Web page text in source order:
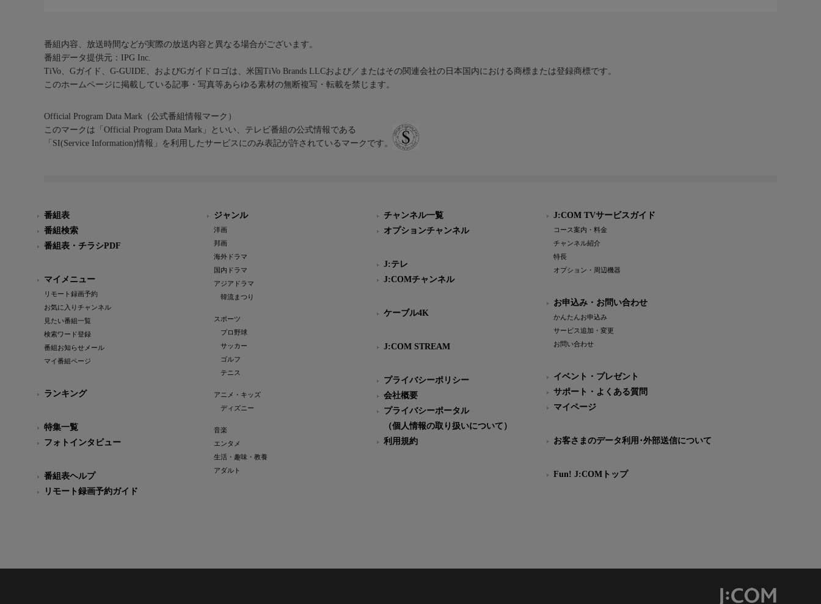
番組内容、放送時間などが実際の放送内容と異なる場合がございます。
番組データ提供元：IPG Inc.
TiVo、Gガイド、G-GUIDE、およびGガイドロゴは、米国TiVo Brands LLCおよび／またはその関連会社の日本国内における商標または登録商標です。
このホームページに掲載している記事・写真等あらゆる素材の無断複写・転載を禁じます。
Official Program Data Mark（公式番組情報マーク）
このマークは「Official Program Data Mark」といい、テレビ番組の公式情報である
「SI(Service Information)情報」を利用したサービスにのみ表記が許されているマークです。
番組表
番組検索
番組表・チラシPDF
マイメニュー
リモート録画予約
お気に入りチャンネル
見たい番組一覧
検索ワード登録
番組お知らせメール
マイ番組ページ
ランキング
特集一覧
フォトインタビュー
番組表ヘルプ
リモート録画予約ガイド
ジャンル
洋画
邦画
海外ドラマ
国内ドラマ
アジアドラマ
韓流まつり
スポーツ
プロ野球
サッカー
ゴルフ
テニス
アニメ・キッズ
ディズニー
音楽
エンタメ
生活・趣味・教養
アダルト
チャンネル一覧
オプションチャンネル
J:テレ
J:COMチャンネル
ケーブル4K
J:COM STREAM
プライバシーポリシー
会社概要
プライバシーポータル
（個人情報の取り扱いについて）
利用規約
J:COM TVサービスガイド
コース案内・料金
チャンネル紹介
特長
オプション・周辺機器
お申込み・お問い合わせ
かんたんお申込み
サービス追加・変更
お問い合わせ
イベント・プレゼント
サポート・よくある質問
マイページ
お客さまのデータ利用･外部送信について
Fun! J:COMトップ